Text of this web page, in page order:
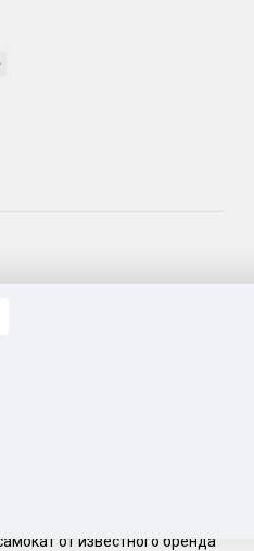
Таможенному союзу.
от известного бренда